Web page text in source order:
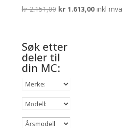
kr2.151,00 Opprinnelig
kr1.613,00Nåværende
inkl mva
Søk etter
deler til
din MC: